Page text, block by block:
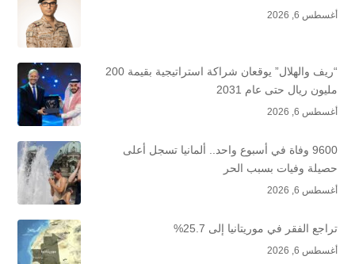
أغسطس 6, 2026
“ريف والهلال” يوقعان شراكة استراتيجية بقيمة 200
مليون ريال حتى عام 2031
أغسطس 6, 2026
9600 وفاة في أسبوع واحد.. ألمانيا تسجل أعلى
حصيلة وفيات بسبب الحر
أغسطس 6, 2026
تراجع الفقر في موريتانيا إلى 25.7%
أغسطس 6, 2026